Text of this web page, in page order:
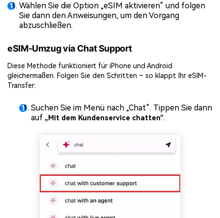
Wählen Sie die Option „eSIM aktivieren“ und folgen
Sie dann den Anweisungen, um den Vorgang
abzuschließen.
eSIM-Umzug via Chat Support
Diese Methode funktioniert für iPhone und Android
gleichermaßen. Folgen Sie den Schritten – so klappt Ihr eSIM-
Transfer:
Suchen Sie im Menü nach „Chat“. Tippen Sie dann
auf „Mit dem Kundenservice chatten“.